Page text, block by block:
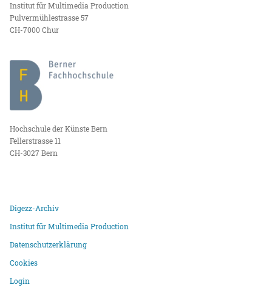
Institut für Multimedia Production
Pulvermühlestrasse 57
CH-7000 Chur
Hochschule der Künste Bern
Fellerstrasse 11
CH-3027 Bern
Digezz-Archiv
Institut für Multimedia Production
Datenschutzerklärung
Cookies
Login